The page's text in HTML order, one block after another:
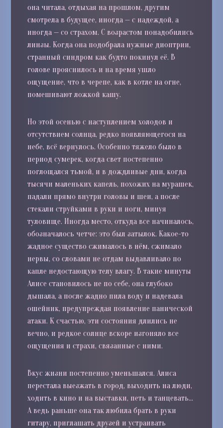
она читала, отдыхая на прошлом, другим
смотрела в будущее, иногда — с надеждой, а
иногда — со страхом. С возрастом понадобились
линзы. Когда она подобрала нужные диоптрии,
странный синдром как будто покинул её. В
голове прояснилось и на время ушло
ощущение, что в черепе, как в котле на огне,
помешивают ложкой кашу.
Но этой осенью с наступлением холодов и
отсутствием солнца, редко появляющегося на
небе, всё вернулось. Особенно тяжело было в
период сумерек, когда свет постепенно
поглощался тьмой, и в дождливые дни, когда
тысячи маленьких капель, похожих на мурашек,
падали прямо внутри головы и шеи, а после
стекали струйками в руки и ноги, минуя
туловище. Иногда место, откуда все начиналось,
обозначалось четче: это был затылок. Какое-то
жадное существо сжималось в нём, сжимало
нервы, со словами не отдам выдавливало по
капле недостающую телу влагу. В такие минуты
Алисе становилось не по себе, она глубоко
дышала, а после жадно пила воду и надевала
ошейник, предупреждая появление панической
атаки. К счастью, эти состояния длились не
вечно, и редкое солнце вскоре изгоняло все
ощущения и страхи, связанные с ними.
Вкус жизни постепенно уменьшался. Алиса
перестала выезжать в город, выходить на люди,
ходить в кино и на выставки, петь и танцевать…
А ведь раньше она так любила брать в руки
гитару, приглашать друзей и устраивать